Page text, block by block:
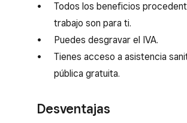
Todos los beneficios
trabajo son para ti.
Puedes desgravar el IVA.
Tienes acceso a asistencia
pública gratuita.
Desventajas